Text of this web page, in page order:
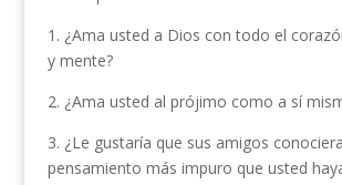
1. ¿Ama usted a Dios con todo el
y mente?
2. ¿Ama usted al prójimo como a sí
3. ¿Le gustaría que sus amigos
pensamiento más impuro que usted